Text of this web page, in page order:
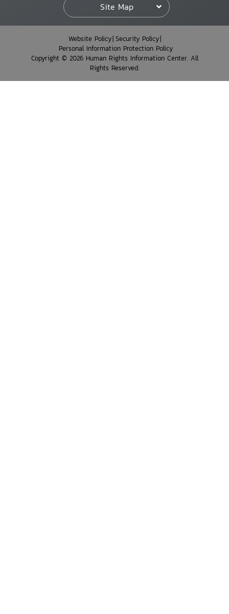
Site Map
Website Policy Security Policy
Personal Information Protection Policy
Copyright © 2026 Human Rights Information Center. All
Rights Reserved.